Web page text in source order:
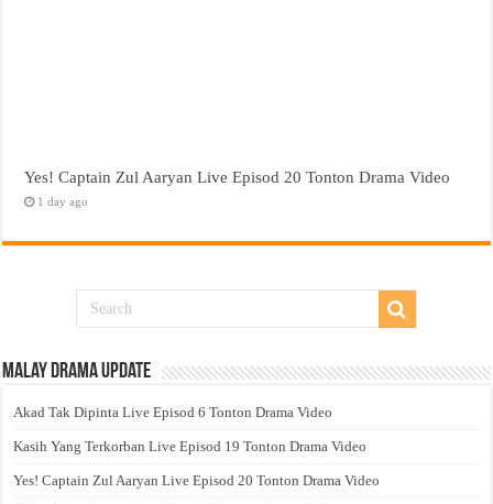
Yes! Captain Zul Aaryan Live Episod 20 Tonton Drama Video
1 day ago
Malay Drama Update
Akad Tak Dipinta Live Episod 6 Tonton Drama Video
Kasih Yang Terkorban Live Episod 19 Tonton Drama Video
Yes! Captain Zul Aaryan Live Episod 20 Tonton Drama Video